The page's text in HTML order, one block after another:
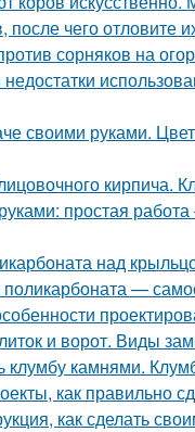
после чего отловите
сорняков на
своими руками.
кирпича.
простая
над
—
и ворот. Виды
клумбу камнями.
как правильно
как сделать